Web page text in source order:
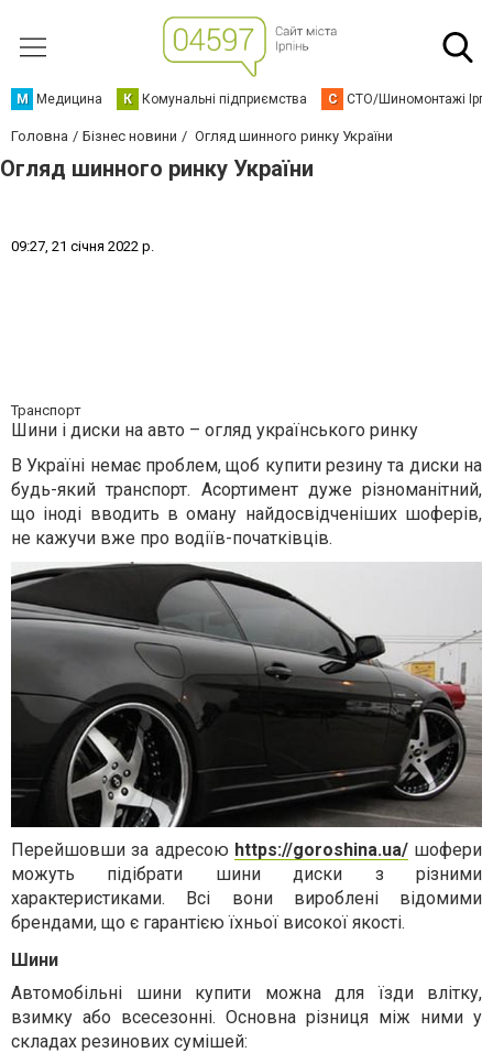
М Медицина К Комунальні підприємства С СТО/Шиномонтажі
Головна Бізнес новини Огляд шинного ринку України
Огляд шинного ринку України
09:27, 21 січня 2022 р.
Транспорт
Шини і диски на авто – огляд українського ринку
В Україні немає проблем, щоб купити резину та диски на
будь-який транспорт. Асортимент дуже різноманітний,
що іноді вводить в оману найдосвідченіших шоферів,
не кажучи вже про водіїв-початківців.
Перейшовши за адресою https://goroshina.ua/шофери
можуть підібрати шини диски з різними
характеристиками. Всі вони вироблені відомими
брендами, що є гарантією їхньої високої якості.
Шини
Автомобільні шини купити можна для їзди влітку,
взимку або всесезонні. Основна різниця між ними у
складах резинових сумішей: